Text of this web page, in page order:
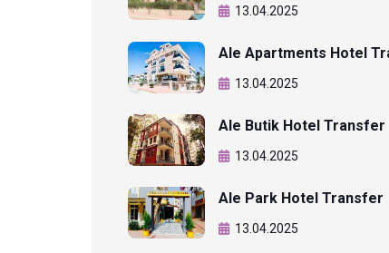
13.04.2025
Ale Apartments Hotel
13.04.2025
Ale Butik Hotel Transfer
13.04.2025
Ale Park Hotel Transfer
13.04.2025